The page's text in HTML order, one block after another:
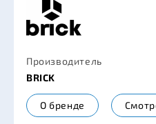
Производитель
BRICK
О бренде